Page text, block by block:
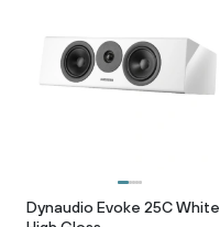
Dynaudio Evoke 25C White